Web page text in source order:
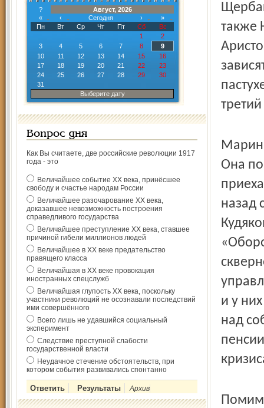
?
Август, 2026
«
‹ Сегодня ›
»
Пн
Вт Ср Чт Пт Сб
Вс
1
2
3
4 5 6 7 8
9
10
11 12 13 14 15
16
17
18 19 20 21 22
23
24
25 26 27 28 29
30
31
Выберите дату
Вопрос дня
Как Вы считаете, две российские революции 1917
года - это
Величайшее событие ХХ века, принёсшее
свободу и счастье народам России
Величайшее разочарование ХХ века,
доказавшее невозможность построения
справедливого государства
Величайшее преступление ХХ века, ставшее
причиной гибели миллионов людей
Величайшее в ХХ веке предательство
правящего класса
Величайшая в ХХ веке провокация
иностранных спецслужб
Величайшая глупость ХХ века, поскольку
участники революций не осознавали последствий
ими совершённого
Всего лишь не удавшийся социальный
эксперимент
Следствие преступной слабости
государственной власти
Неудачное стечение обстоятельств, при
котором события развивались спонтанно
Архив
также
Она по
назад
и у
над